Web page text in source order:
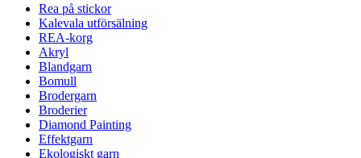
Rea på stickor
Kalevala utförsälning
REA-korg
Akryl
Blandgarn
Bomull
Brodergarn
Broderier
Diamond Painting
Effektgarn
Ekologiskt garn